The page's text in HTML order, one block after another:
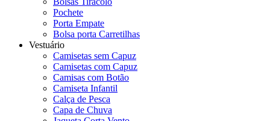
Pochete
Porta Empate
Bolsa porta Carretilhas
Vestuário
Camisetas sem Capuz
Camisetas com Capuz
Camisas com Botão
Camiseta Infantil
Calça de Pesca
Capa de Chuva